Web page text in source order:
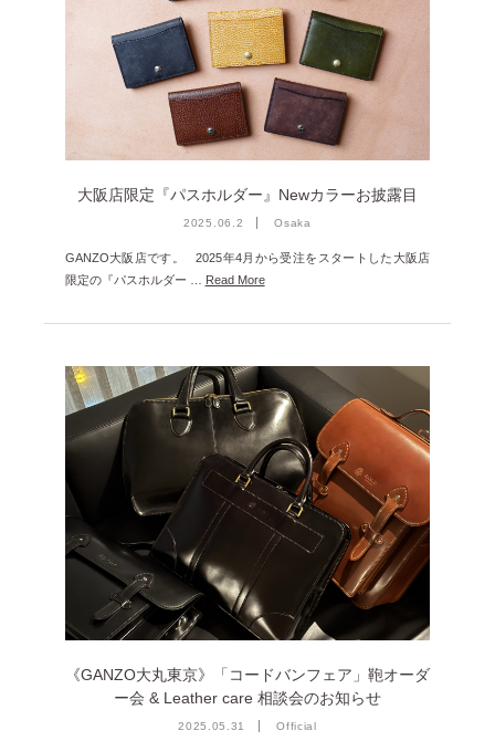
2024年3月 [10]
2024年2月 [1]
2024年1月 [1]
2023年12月 [7]
2023年9月 [4]
2023年7月 [4]
2023年4月 [6]
2023年3月 [2]
2023年2月 [4]
2022年12月 [2]
2022年11月 [2]
2022年10月 [1]
2022年9月 [1]
2022年5月 [1]
2022年4月 [3]
大阪店限定『パスホルダー』Newカラーお披露目
2025.06.2 Osaka
GANZO大阪店です。 2025年4月から受注をスタートした大阪店
限定の『パスホルダー …
Read More
《GANZO大丸東京》「コードバンフェア」鞄オーダ
ー会 & Leather care 相談会のお知らせ
2025.05.31 Official